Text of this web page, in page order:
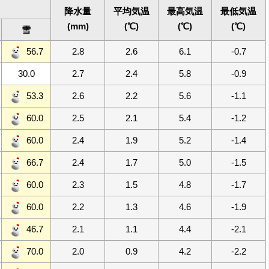
降水量
(mm)
平均気温
(℃)
最高気温
(℃)
最低気温
(℃)
雪
56.7 2.8 2.6 6.1 -0.7
30.0 2.7 2.4 5.8 -0.9
53.3 2.6 2.2 5.6 -1.1
60.0 2.5 2.1 5.4 -1.2
60.0 2.4 1.9 5.2 -1.4
66.7 2.4 1.7 5.0 -1.5
60.0 2.3 1.5 4.8 -1.7
60.0 2.2 1.3 4.6 -1.9
46.7 2.1 1.1 4.4 -2.1
70.0 2.0 0.9 4.2 -2.2